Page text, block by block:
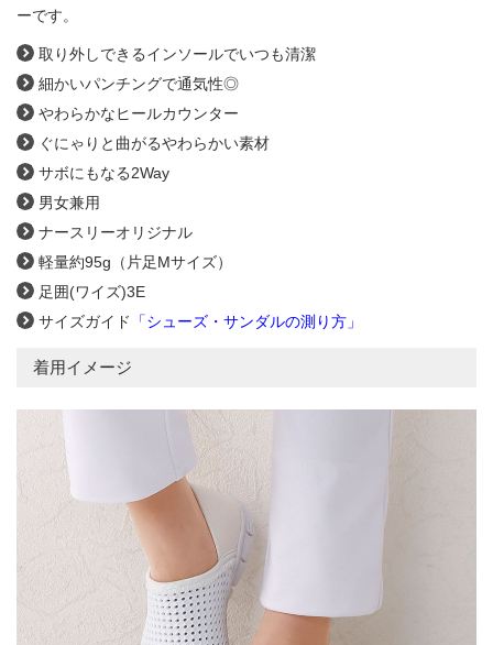
ーです。
取り外しできるインソールでいつも清潔
細かいパンチングで通気性◎
やわらかなヒールカウンター
ぐにゃりと曲がるやわらかい素材
サボにもなる2Way
男女兼用
ナースリーオリジナル
軽量約95g（片足Mサイズ）
足囲(ワイズ)3E
サイズガイド
「シューズ・サンダルの測り方」
着用イメージ